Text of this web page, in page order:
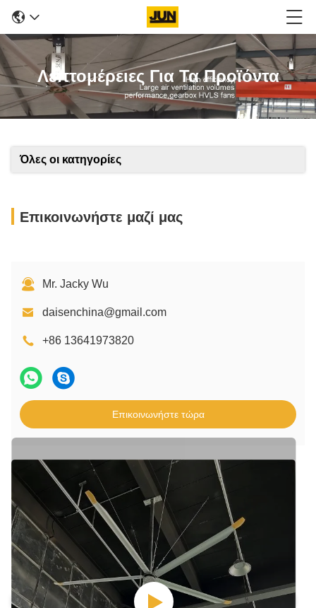
Λεπτομέρειες Για Τα Προϊόντα
Όλες οι κατηγορίες
Επικοινωνήστε μαζί μας
Mr. Jacky Wu
daisenchina@gmail.com
+86 13641973820
Επικοινωνήστε τώρα